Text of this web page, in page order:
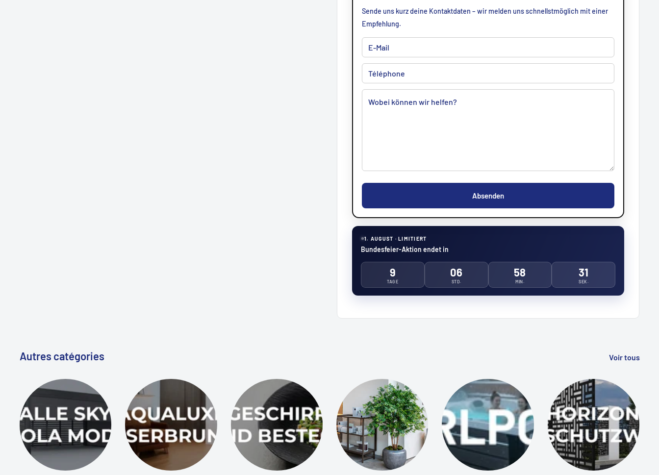
Sende uns kurz deine Kontaktdaten – wir melden uns schnellstmöglich mit einer
Empfehlung.
Absenden
1. AUGUST · LIMITIERT
Bundesfeier-Aktion endet in
9
TAGE
06
STD.
58
MIN.
29
SEK.
Autres catégories Voir tous